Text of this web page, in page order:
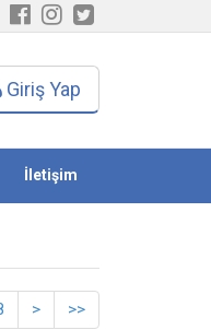
Giriş Yap
İletişim
> >>